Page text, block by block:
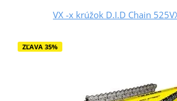
VX -x krúžok D.I.D Chain
ZĽAVA 35%